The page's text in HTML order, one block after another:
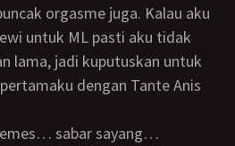
orgasme juga. Kalau aku
untuk ML pasti aku tidak
lama, jadi kuputuskan untuk
dengan Tante Anis